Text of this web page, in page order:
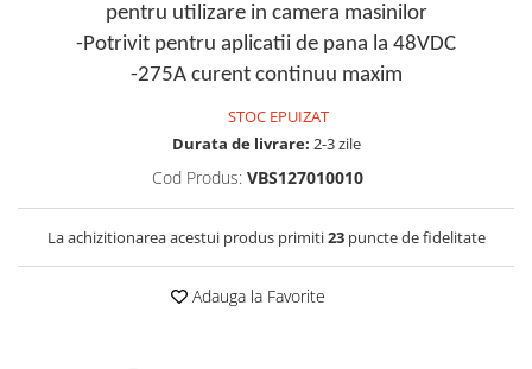
Pachete complete stocare energie
Sisteme de Stocare Comerciale
Sisteme fotovoltaice de putere
mica (rulota/caravan/case de
Sisteme fotovoltaice profesionale
Pachete sisteme fotovoltaice
Statii de incarcare vehicule
pentru utilizare in camera masinilor
-Potrivit pentru aplicatii de pana la 48VDC
-275A curent continuu maxim
STOC EPUIZAT
Durata de livrare: 2-3 zile
Cod Produs: VBS127010010
La achizitionarea acestui produs primiti23puncte de fidelitate
Adauga la Favorite